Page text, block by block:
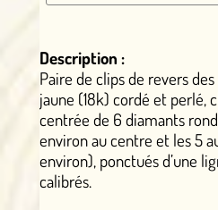
Description :
Paire de clips de revers
jaune (18k) cordé et perlé,
centrée de 6 diamants
environ au centre et les 5
environ), ponctués d’une
calibrés.